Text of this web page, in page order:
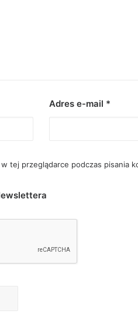
Adres e-mail *
tej przeglądarce podczas pisania